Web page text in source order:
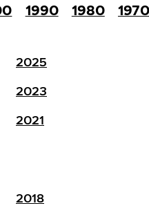
1990 1980
1970
2025
2023
2021
2018